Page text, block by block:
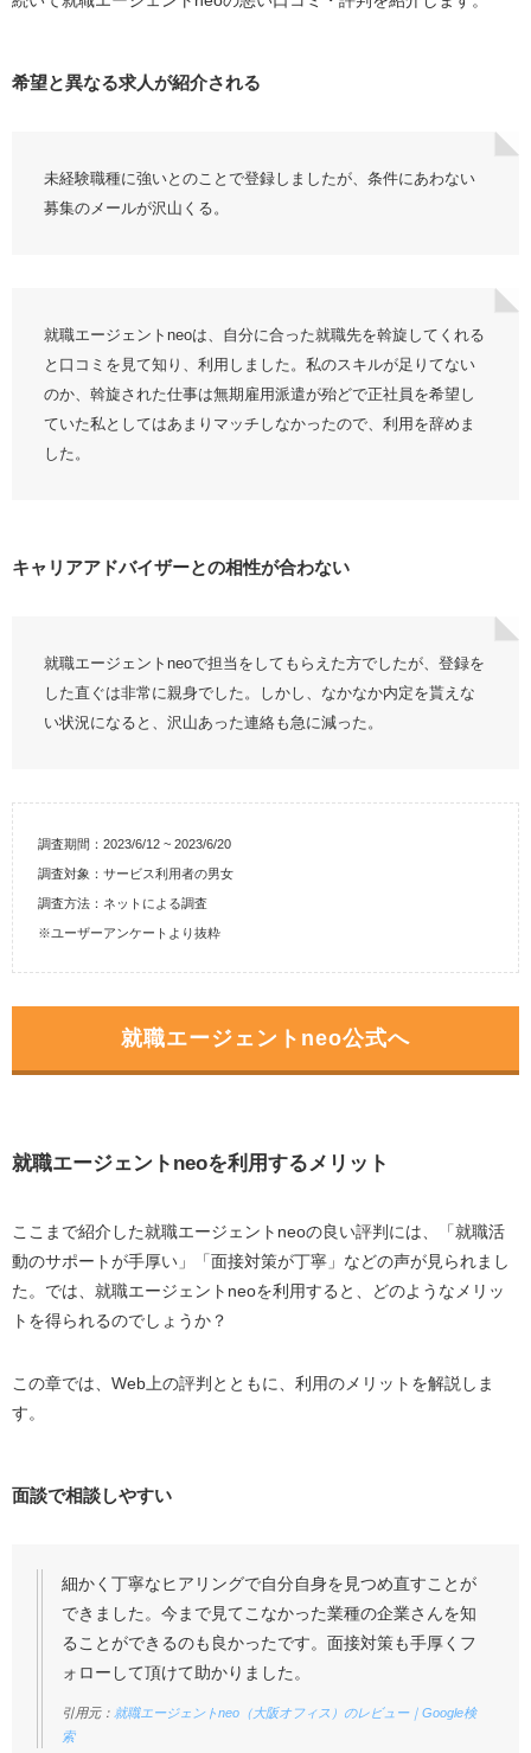
まとめ｜就職エージェントneoの評判・口コミ
希望と異なる求人が紹介される
未経験職種に強いとのことで登録しましたが、条件にあわない
募集のメールが沢山くる。
就職エージェントneoは、自分に合った就職先を斡旋してくれる
と口コミを見て知り、利用しました。私のスキルが足りてない
のか、斡旋された仕事は無期雇用派遣が殆どで正社員を希望し
ていた私としてはあまりマッチしなかったので、利用を辞めま
した。
キャリアアドバイザーとの相性が合わない
就職エージェントneoで担当をしてもらえた方でしたが、登録を
した直ぐは非常に親身でした。しかし、なかなか内定を貰えな
い状況になると、沢山あった連絡も急に減った。
調査期間：2023/6/12 ~ 2023/6/20
調査対象：サービス利用者の男女
調査方法：ネットによる調査
※ユーザーアンケートより抜粋
就職エージェントneo公式へ
就職エージェントneoを利用するメリット
ここまで紹介した就職エージェントneoの良い評判には、「就職活
動のサポートが手厚い」「面接対策が丁寧」などの声が見られまし
た。では、就職エージェントneoを利用すると、どのようなメリッ
トを得られるのでしょうか？
この章では、Web上の評判とともに、利用のメリットを解説しま
す。
面談で相談しやすい
細かく丁寧なヒアリングで自分自身を見つめ直すことが
できました。今まで見てこなかった業種の企業さんを知
ることができるのも良かったです。面接対策も手厚くフ
ォローして頂けて助かりました。
引用元： 就職エージェントneo（大阪オフィス）のレビュー｜Google検
索